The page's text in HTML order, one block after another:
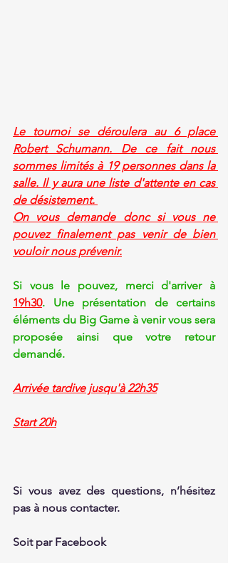
Le tournoi se déroulera au 6 place
Robert Schumann. De ce fait nous
sommes limités à 19 personnes dans la
salle. Il y aura une liste d'attente en cas
de désistement.
On vous demande donc si vous ne
pouvez finalement pas venir de bien
vouloir nous prévenir.
19h30. Une présentation de certains
éléments du Big Game à venir vous sera
proposée ainsi que votre retour
demandé.
Arrivée tardive jusqu'à 22h35
Start 20h
Si vous avez des questions, n’hésitez
pas à nous contacter.
Soit par Facebook